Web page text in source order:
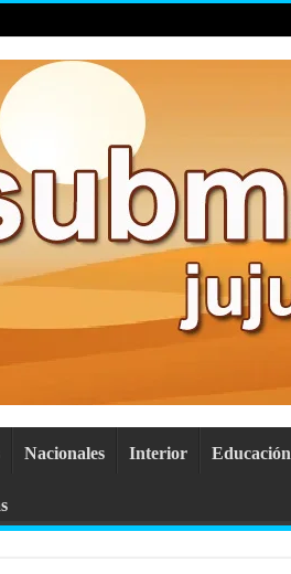
Nacionales Interior Educación